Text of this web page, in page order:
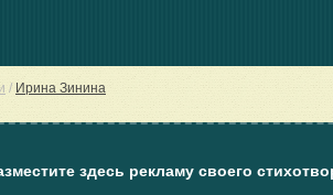
/ Ирина Зинина
здесь рекламу своего